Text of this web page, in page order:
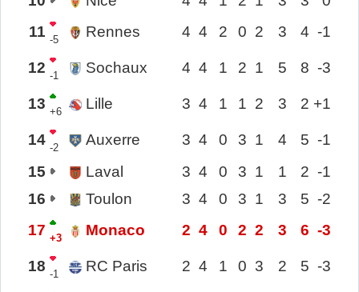
11 -5 Rennes 4 4 2 0 2 3 4 -1
12 -1 Sochaux 4 4 1 2 1 5 8 -3
13 +6 Lille 3 4 1 1 2 3 2 +1
14 -2 Auxerre 3 4 0 3 1 4 5 -1
15
Laval 3 4 0 3 1 1 2 -1
16
Toulon 3 4 0 3 1 3 5 -2
17 +3 Monaco 2 4 0 2 2 3 6 -3
18 -1 RC Paris 2 4 1 0 3 2 5 -3